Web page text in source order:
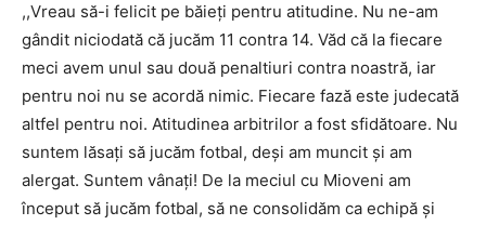
,,Vreau să-i felicit pe băieţi pentru atitudine. Nu ne-am
gândit niciodată că jucăm 11 contra 14. Văd că la fiecare
meci avem unul sau două penaltiuri contra noastră, iar
pentru noi nu se acordă nimic. Fiecare fază este judecată
altfel pentru noi. Atitudinea arbitrilor a fost sfidătoare. Nu
suntem lăsaţi să jucăm fotbal, deşi am muncit şi am
alergat. Suntem vânaţi! De la meciul cu Mioveni am
început să jucăm fotbal, să ne consolidăm ca echipă şi